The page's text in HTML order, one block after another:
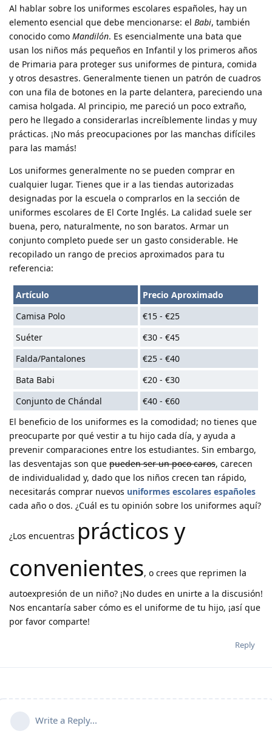
Al hablar sobre los uniformes escolares españoles, hay un
elemento esencial que debe mencionarse: el Babi, también
conocido como Mandilón. Es esencialmente una bata que
usan los niños más pequeños en Infantil y los primeros años
de Primaria para proteger sus uniformes de pintura, comida
y otros desastres. Generalmente tienen un patrón de cuadros
con una fila de botones en la parte delantera, pareciendo una
camisa holgada. Al principio, me pareció un poco extraño,
pero he llegado a considerarlas increíblemente lindas y muy
prácticas. ¡No más preocupaciones por las manchas difíciles
para las mamás!
Los uniformes generalmente no se pueden comprar en
cualquier lugar. Tienes que ir a las tiendas autorizadas
designadas por la escuela o comprarlos en la sección de
uniformes escolares de El Corte Inglés. La calidad suele ser
buena, pero, naturalmente, no son baratos. Armar un
conjunto completo puede ser un gasto considerable. He
recopilado un rango de precios aproximados para tu
referencia:
Artículo
Precio Aproximado
Camisa Polo
€15 - €25
Suéter
€30 - €45
Falda/Pantalones
€25 - €40
Bata Babi
€20 - €30
Conjunto de Chándal
€40 - €60
El beneficio de los uniformes es la comodidad; no tienes que
preocuparte por qué vestir a tu hijo cada día, y ayuda a
prevenir comparaciones entre los estudiantes. Sin embargo,
las desventajas son que pueden ser un poco caros, carecen
de individualidad y, dado que los niños crecen tan rápido,
necesitarás comprar nuevos uniformes escolares españoles
cada año o dos. ¿Cuál es tu opinión sobre los uniformes aquí?
¿Los encuentras prácticos y
convenientes, o crees que reprimen la
autoexpresión de un niño? ¡No dudes en unirte a la discusión!
Nos encantaría saber cómo es el uniforme de tu hijo, ¡así que
por favor comparte!
Reply
Write a Reply...